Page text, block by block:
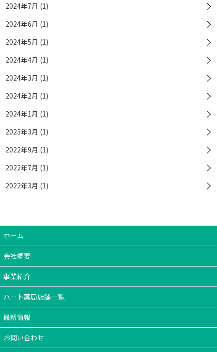
2024年7月 (1)
2024年6月 (1)
2024年5月 (1)
2024年4月 (1)
2024年3月 (1)
2024年2月 (1)
2024年1月 (1)
2023年3月 (1)
2022年9月 (1)
2022年7月 (1)
2022年3月 (1)
ホーム
会社概要
事業紹介
ハート薬局店舗一覧
最新情報
お問い合わせ